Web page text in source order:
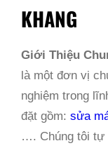
KHANG
Giới Thiệu
là một đơn vị
nghiệm trong
đặt gồm: sửa
…. Chúng tôi tự